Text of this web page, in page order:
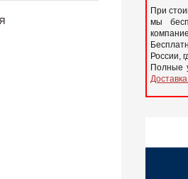
При
мы
России,
Полные